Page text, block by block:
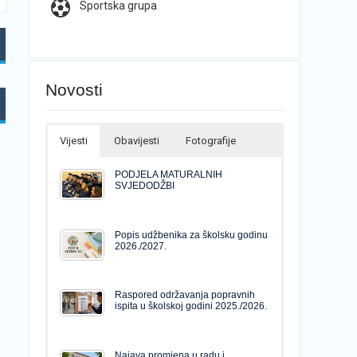
Sportska grupa
Novosti
Vijesti Obavijesti Fotografije
PODJELA MATURALNIH
SVJEDODŽBI
Popis udžbenika za školsku godinu
2026./2027.
Raspored održavanja popravnih
ispita u školskoj godini 2025./2026.
Najava promjena u radu i